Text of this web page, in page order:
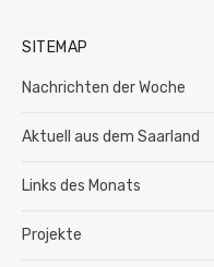
SITEMAP
Nachrichten der Woche
Aktuell aus dem Saarland
Links des Monats
Projekte